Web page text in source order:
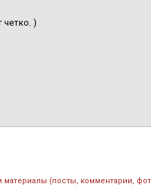
четко. )
(посты, комментарии,